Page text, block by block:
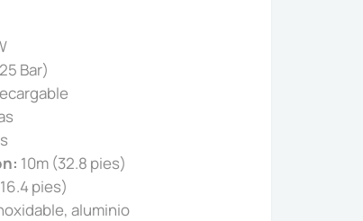
Bar)
10m (32.8 pies)
pies)
aluminio